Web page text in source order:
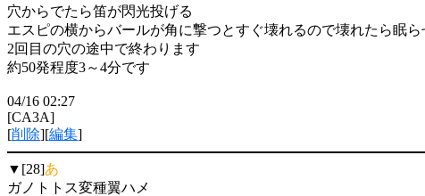
穴からでたら笛が閃光投げる
エスピの横からバールが角に撃つとすぐ壊れるので壊れたら眠
2回目の穴の途中で終わります
約50発程度3～4分です
04/16 02:27
[CA3A]
[削除][編集]
▼[28]あ
ガノトトス変種翼ハメ